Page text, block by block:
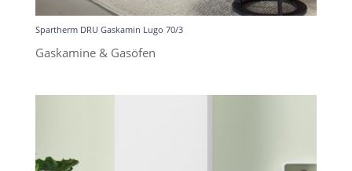
Spartherm DRU Gaskamin Lugo 70/3
Gaskamine & Gasöfen